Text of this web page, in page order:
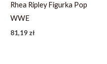
Rhea Ripley Figurka Pop
WWE
81,19 zł